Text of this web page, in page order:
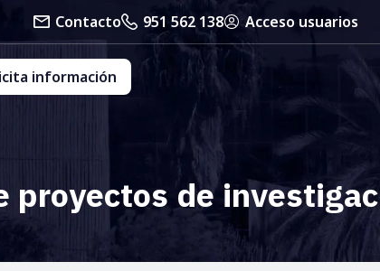
Contacto 951 562 138 Acceso usuarios
información
proyectos de